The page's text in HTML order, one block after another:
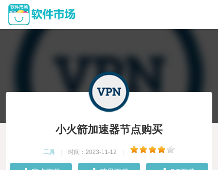
小火箭加速器节点购买
工具 时间：2023-11-12